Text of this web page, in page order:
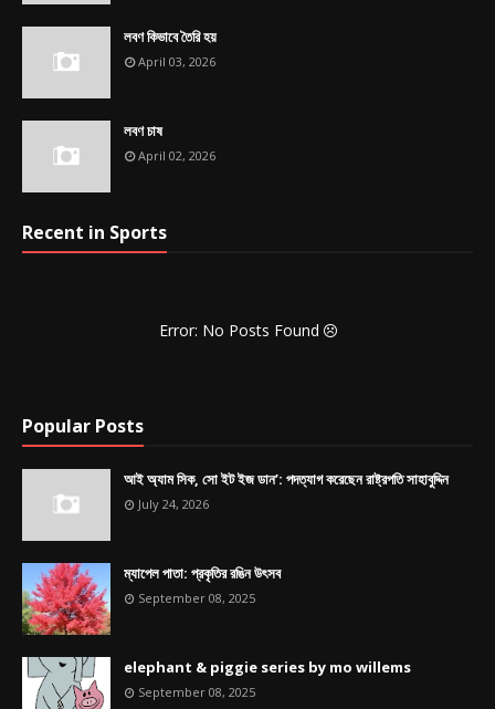
লবণ কিভাবে তৈরি হয়
April 03, 2026
লবণ চাষ
April 02, 2026
Recent in Sports
Error: No Posts Found
Popular Posts
আই অ্যাম সিক, সো ইট ইজ ডান’: পদত্যাগ করেছেন রাষ্ট্রপতি সাহাবুদ্দিন
July 24, 2026
ম্যাপেল পাতা: প্রকৃতির রঙিন উৎসব
September 08, 2025
elephant & piggie series by mo willems
September 08, 2025